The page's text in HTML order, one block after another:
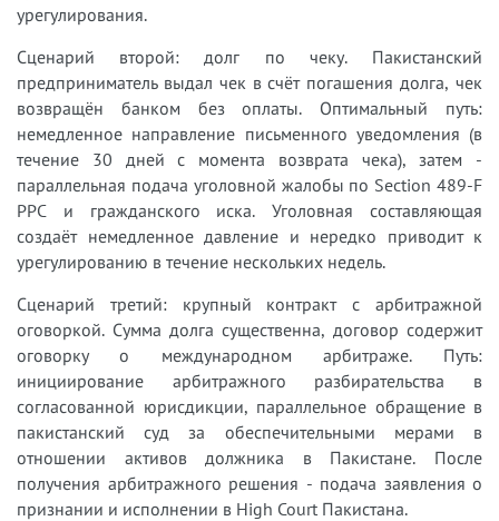
урегулирования.
Сценарий второй: долг по чеку. Пакистанский
предприниматель выдал чек в счёт погашения долга, чек
возвращён банком без оплаты. Оптимальный путь:
немедленное направление письменного уведомления (в
течение 30 дней с момента возврата чека), затем -
параллельная подача уголовной жалобы по Section 489-F
PPC и гражданского иска. Уголовная составляющая
создаёт немедленное давление и нередко приводит к
урегулированию в течение нескольких недель.
Сценарий третий: крупный контракт с арбитражной
оговоркой. Сумма долга существенна, договор содержит
оговорку о международном арбитраже. Путь:
инициирование арбитражного разбирательства в
согласованной юрисдикции, параллельное обращение в
пакистанский суд за обеспечительными мерами в
отношении активов должника в Пакистане. После
получения арбитражного решения - подача заявления о
признании и исполнении в High Court Пакистана.